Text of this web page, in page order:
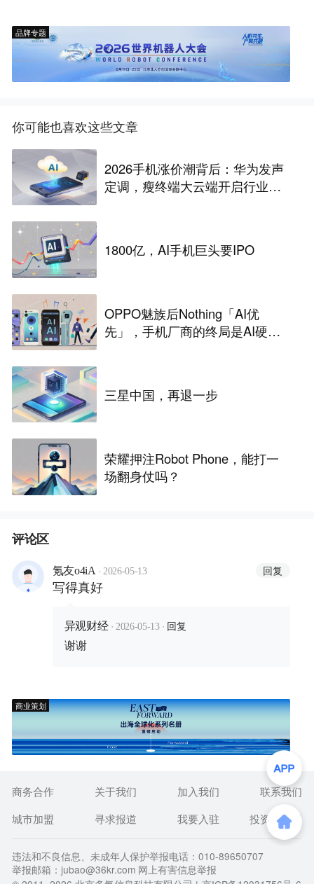
品牌专题
你可能也喜欢这些文章
2026手机涨价潮背后：华为发声
定调，瘦终端大云端开启行业革
1800亿，AI手机巨头要IPO
OPPO魅族后Nothing「AI优
先」，手机厂商的终局是AI硬
三星中国，再退一步
荣耀押注Robot Phone，能打一
场翻身仗吗？
评论区
氪友o4iA · 2026-05-13 回复
写得真好
异观财经 · 2026-05-13 · 回复
谢谢
商业策划
商务合作 关于我们 加入我们
联系我们
城市加盟
寻求报道 我要入驻 投资者关系
违法和不良信息、未成年人保护举报电话：010-89650707
举报邮箱：jubao@36kr.com 网上有害信息举报